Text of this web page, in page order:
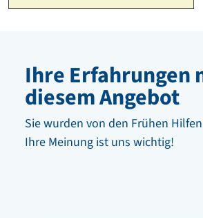
Ihre Erfahrungen
diesem Angebot
Sie wurden von den Frühen
Ihre Meinung ist uns wichtig!